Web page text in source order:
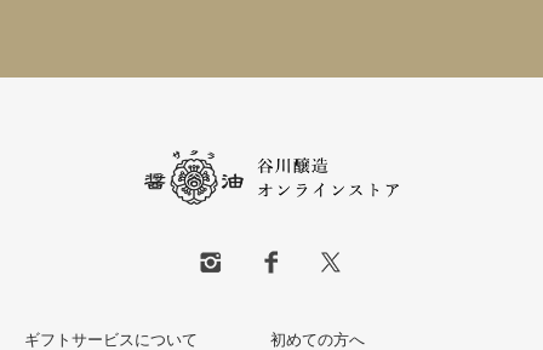
ギフトサービスについて 初めての方へ